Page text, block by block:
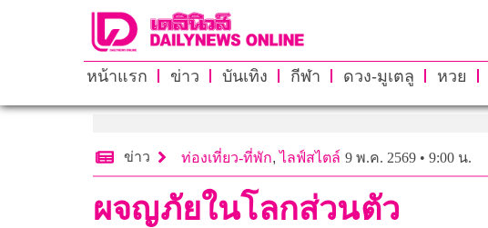
หน้าแรก ข่าว บันเทิง กีฬา ดวง-มูเตลู หวย
ข่าว ท่องเที่ยว-ที่พัก,ไลฟ์สไตล์ 9 พ.ค. 2569 • 9:00 น.
ผจญภัยในโลกส่วนตัว